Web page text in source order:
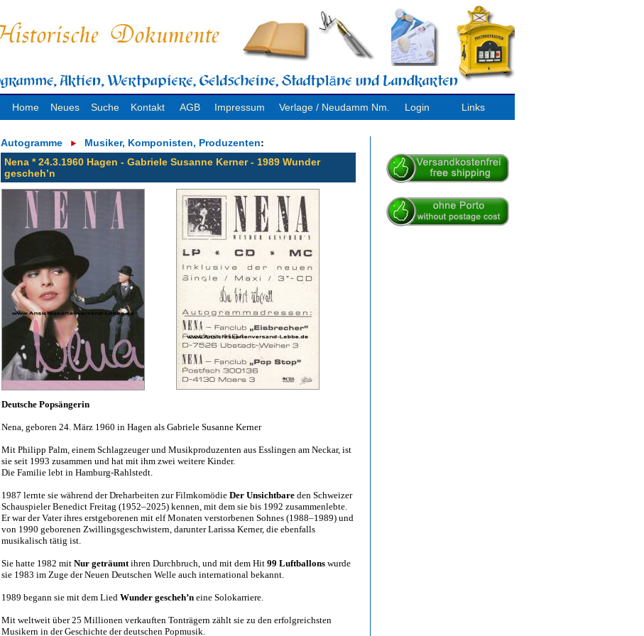
Home Neues Suche Kontakt AGB Impressum Verlage / Neudamm Nm. Login Links
Autogramme Musiker, Komponisten, Produzenten:
Nena * 24.3.1960 Hagen - Gabriele Susanne Kerner - 1989 Wunder
gescheh’n
Deutsche Popsängerin
Nena, geboren 24. März 1960 in Hagen als Gabriele Susanne Kerner
Mit Philipp Palm, einem Schlagzeuger und Musikproduzenten aus Esslingen am Neckar, ist
sie seit 1993 zusammen und hat mit ihm zwei weitere Kinder.
Die Familie lebt in Hamburg-Rahlstedt.
1987 lernte sie während der Dreharbeiten zur Filmkomödie Der Unsichtbare den Schweizer
Schauspieler Benedict Freitag (1952–2025) kennen, mit dem sie bis 1992 zusammenlebte.
Er war der Vater ihres erstgeborenen mit elf Monaten verstorbenen Sohnes (1988–1989) und
von 1990 geborenen Zwillingsgeschwistern, darunter Larissa Kerner, die ebenfalls
musikalisch tätig ist.
Sie hatte 1982 mit Nur geträumtihren Durchbruch, und mit dem Hit 99 Luftballons wurde
sie 1983 im Zuge der Neuen Deutschen Welle auch international bekannt.
1989 begann sie mit dem Lied Wunder gescheh’n eine Solokarriere.
Mit weltweit über 25 Millionen verkauften Tonträgern zählt sie zu den erfolgreichsten
Musikern in der Geschichte der deutschen Popmusik.